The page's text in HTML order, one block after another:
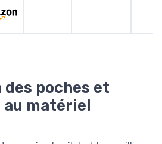
poches et
au matériel